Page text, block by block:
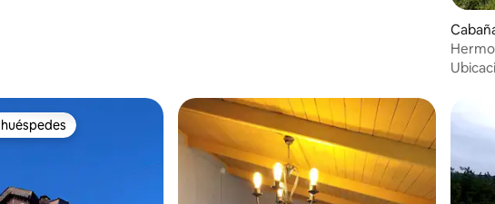
tinaja,